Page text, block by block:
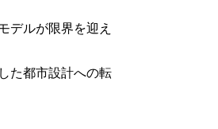
デルが限界を迎え
た都市設計への転